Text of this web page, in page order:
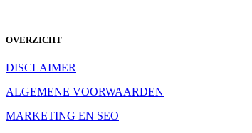
OVERZICHT
DISCLAIMER
ALGEMENE VOORWAARDEN
MARKETING EN SEO